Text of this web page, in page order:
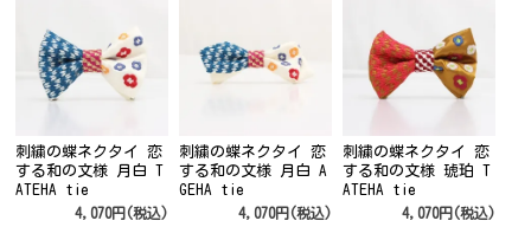
刺繍の蝶ネクタイ 恋
する和の文様 月白 T
ATEHA tie
4,070円(税込)
刺繍の蝶ネクタイ 恋
する和の文様 月白 A
GEHA tie
4,070円(税込)
刺繍の蝶ネクタイ 恋
する和の文様 琥珀 T
ATEHA tie
4,070円(税込)